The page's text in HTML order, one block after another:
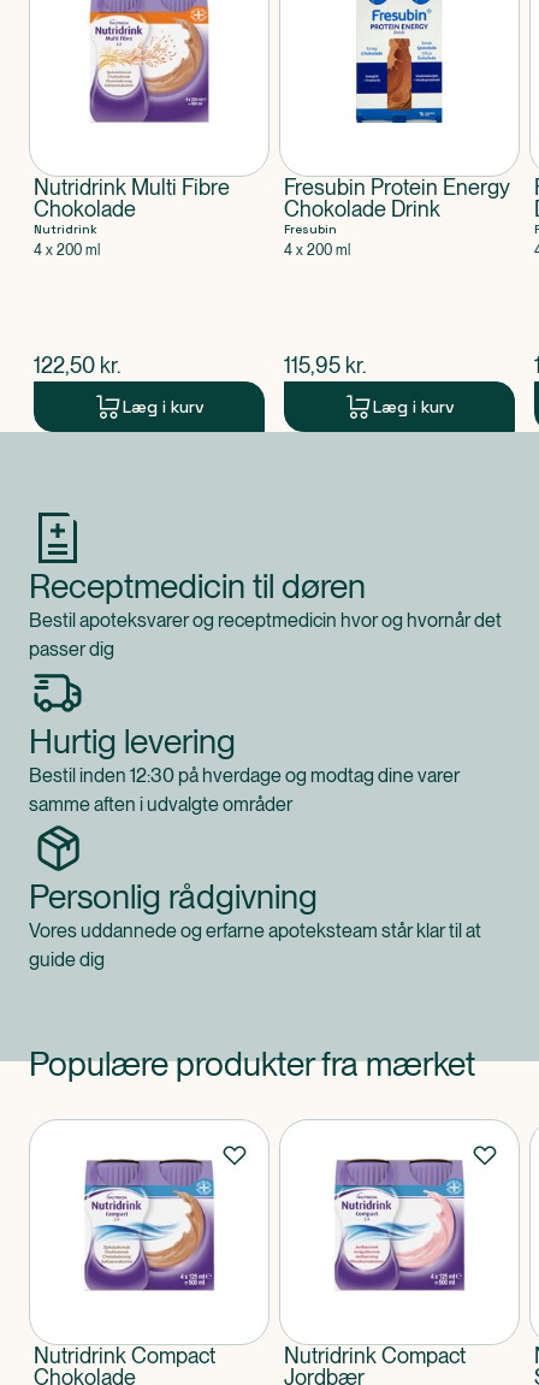
Nutridrink Multi Fibre
Chokolade
Nutridrink
4 x 200 ml
$nuværende pris
122,50 kr.
Læg i kurv
Fresubin Protein Energy
Chokolade Drink
Fresubin
4 x 200 ml
$nuværende pris
115,95 kr.
Læg i kurv
Receptmedicin til døren
Bestil apoteksvarer og receptmedicin hvor og hvornår det
passer dig
Hurtig levering
Bestil inden 12:30 på hverdage og modtag dine varer
samme aften i udvalgte områder
Personlig rådgivning
Vores uddannede og erfarne apoteksteam står klar til at
guide dig
Populære produkter fra mærket
Produkter
Nutridrink Compact
Chokolade
Nutridrink Compact
Jordbær